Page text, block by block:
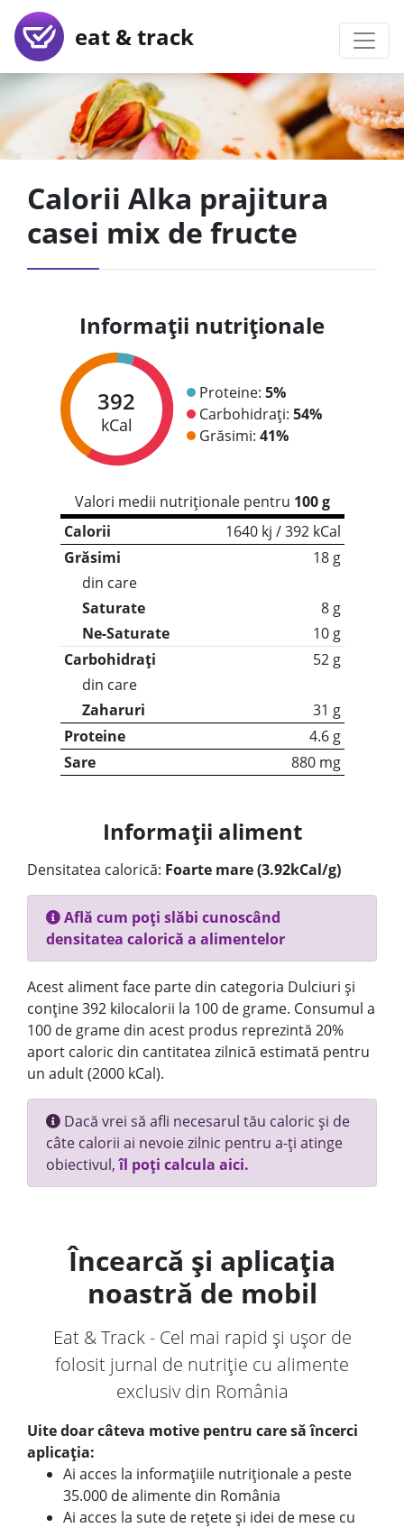
eat & track
Calorii Alka prajitura
casei mix de fructe
Informații nutriționale
392
kCal
Proteine: 5%
Carbohidrați: 54%
Grăsimi: 41%
Valori medii nutriționale pentru 100 g
Calorii
1640 kj / 392 kCal
Grăsimi
18 g
din care
Saturate
8 g
Ne-Saturate
10 g
Carbohidrați
52 g
din care
Zaharuri
31 g
Proteine
4.6 g
Sare
880 mg
Informații aliment
Densitatea calorică: Foarte mare (3.92kCal/g)
Află cum poți slăbi cunoscând
densitatea calorică a alimentelor
Acest aliment face parte din categoria Dulciuri și
conține 392 kilocalorii la 100 de grame. Consumul a
100 de grame din acest produs reprezintă 20%
aport caloric din cantitatea zilnică estimată pentru
un adult (2000 kCal).
Dacă vrei să afli necesarul tău caloric și de
câte calorii ai nevoie zilnic pentru a-ți atinge
obiectivul,îl poți calcula aici.
Încearcă și aplicația
noastră de mobil
Eat & Track - Cel mai rapid și ușor de
folosit jurnal de nutriție cu alimente
exclusiv din România
Uite doar câteva motive pentru care să încerci
aplicația:
Ai acces la informațiile nutriționale a peste
35.000 de alimente din România
Ai acces la sute de rețete și idei de mese cu